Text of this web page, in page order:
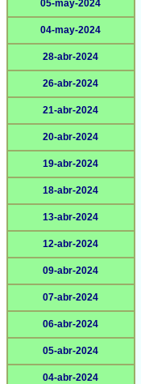
05-may-2024
04-may-2024
28-abr-2024
26-abr-2024
21-abr-2024
20-abr-2024
19-abr-2024
18-abr-2024
13-abr-2024
12-abr-2024
09-abr-2024
07-abr-2024
06-abr-2024
05-abr-2024
04-abr-2024